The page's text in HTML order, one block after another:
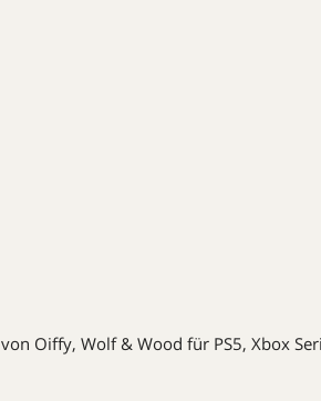
von Oiffy, Wolf & Wood für PS5, Xbox